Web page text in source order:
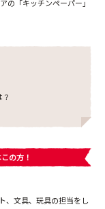
の「キッチンペーパー」
の方！
、文具、玩具の担当をし